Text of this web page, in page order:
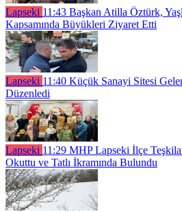
Lapseki 11:43 Başkan Atilla Öztürk,
Kapsamında Büyükleri Ziyaret Etti
Lapseki 11:40 Küçük Sanayi Sitesi
Düzenledi
Lapseki 11:29 MHP Lapseki İlçe
Okuttu ve Tatlı İkramında Bulundu